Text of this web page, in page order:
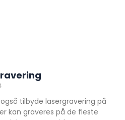
tilbyde lasergravering på
kan graveres på de fleste